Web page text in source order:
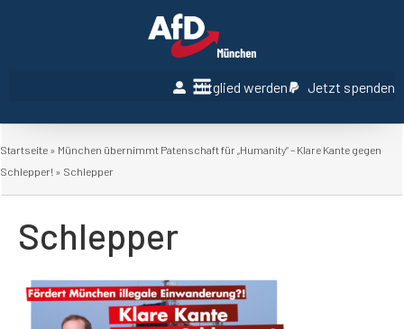
Mitglied werden Jetzt spenden
Startseite » München übernimmt Patenschaft für „Humanity“ – Klare Kante gegen
Schlepper! » Schlepper
Schlepper